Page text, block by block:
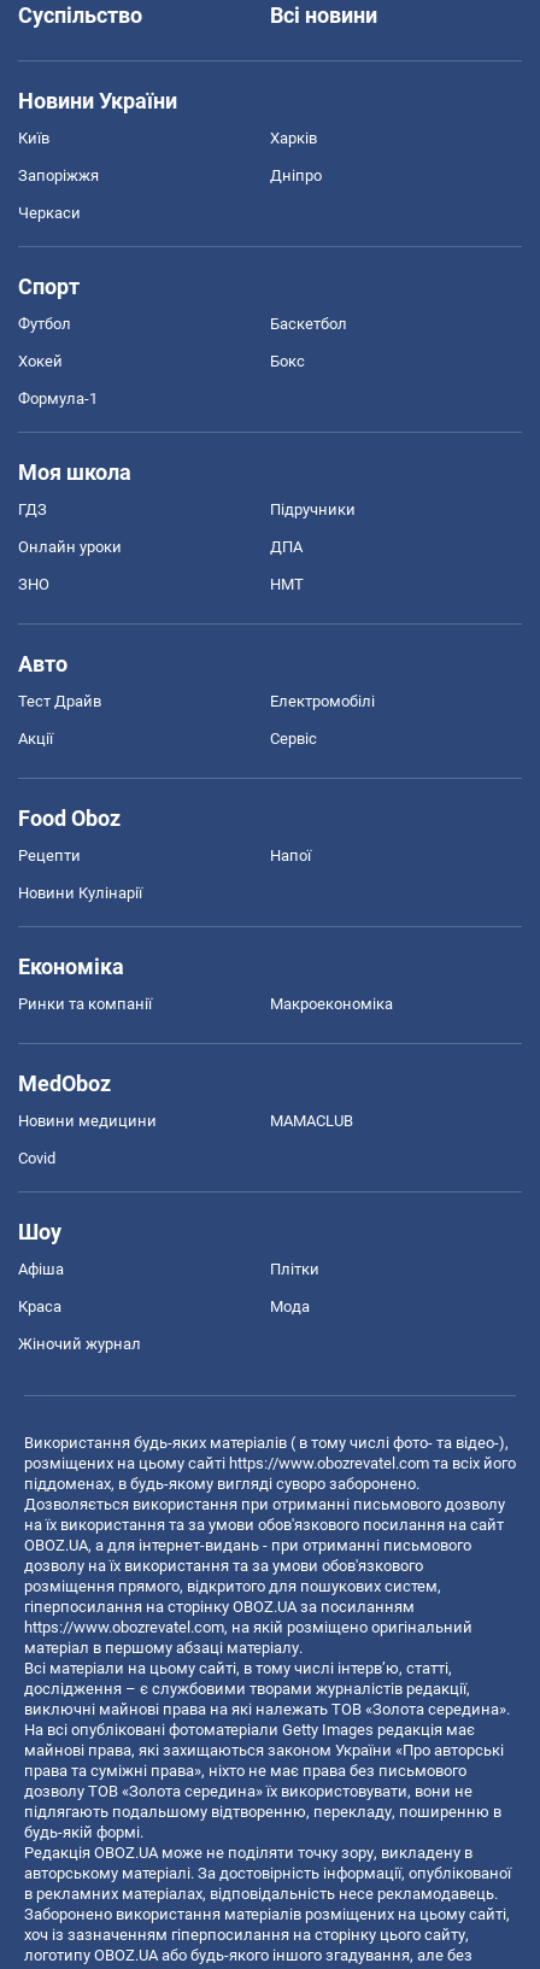
Суспільство
Всі новини
Новини України
Київ Харків
Запоріжжя Дніпро
Черкаси
Спорт
Футбол Баскетбол
Хокей Бокс
Формула-1
Моя школа
ГДЗ Підручники
Онлайн уроки ДПА
ЗНО НМТ
Авто
Тест Драйв Електромобілі
Акції Сервіс
Food Oboz
Рецепти Напої
Новини Кулінарії
Економіка
Ринки та компанії Макроекономіка
MedOboz
Новини медицини MAMACLUB
Covid
Шоу
Афіша Плітки
Краса Мода
Жіночий журнал
Використання будь-яких матеріалів ( в тому числі фото- та відео-),
розміщених на цьому сайті https://www.obozrevatel.com та всіх його
піддоменах, в будь-якому вигляді суворо заборонено.
Дозволяється використання при отриманні письмового дозволу
на їх використання та за умови обов'язкового посилання на сайт
OBOZ.UA, а для інтернет-видань - при отриманні письмового
дозволу на їх використання та за умови обов'язкового
розміщення прямого, відкритого для пошукових систем,
гіперпосилання на сторінку OBOZ.UA за посиланням
https://www.obozrevatel.com, на якій розміщено оригінальний
матеріал в першому абзаці матеріалу.
Всі матеріали на цьому сайті, в тому числі інтерв’ю, статті,
дослідження – є службовими творами журналістів редакції,
виключні майнові права на які належать ТОВ «Золота середина».
На всі опубліковані фотоматеріали Getty Images редакція має
майнові права, які захищаються законом України «Про авторські
права та суміжні права», ніхто не має права без письмового
дозволу ТОВ «Золота середина» їх використовувати, вони не
підлягають подальшому відтворенню, перекладу, поширенню в
будь-якій формі.
Редакція OBOZ.UA може не поділяти точку зору, викладену в
авторському матеріалі. За достовірність інформації, опублікованої
в рекламних матеріалах, відповідальність несе рекламодавець.
Заборонено використання матеріалів розміщених на цьому сайті,
хоч із зазначенням гіперпосилання на сторінку цього сайту,
логотипу OBOZ.UA або будь-якого іншого згадування, але без